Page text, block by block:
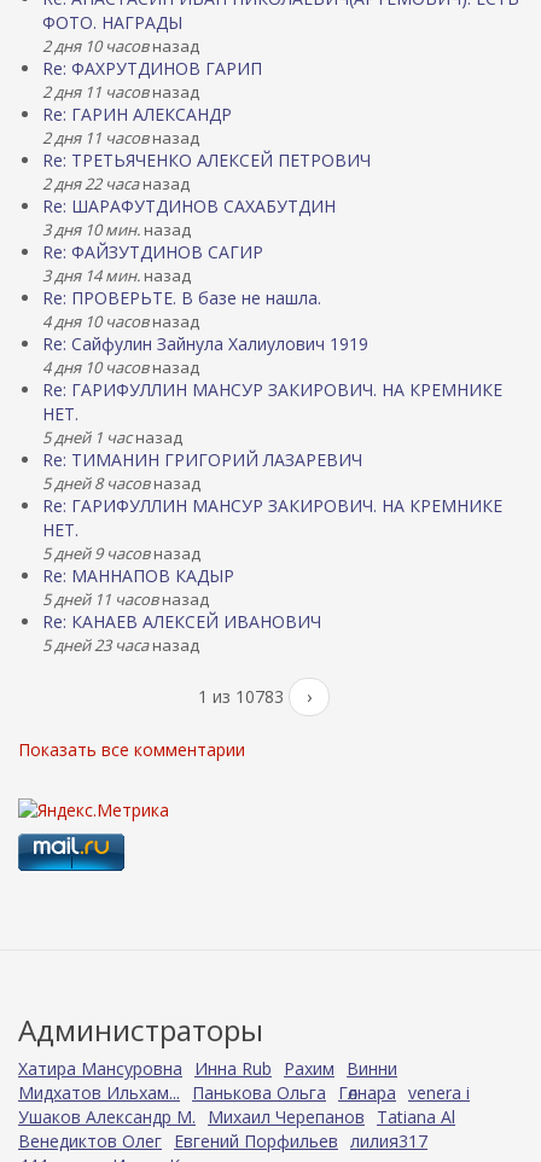
ФОТО. НАГРАДЫ
2 дня 10 часовназад
Re: ФАХРУТДИНОВ ГАРИП
2 дня 11 часовназад
Re: ГАРИН АЛЕКСАНДР
2 дня 11 часовназад
Re: ТРЕТЬЯЧЕНКО АЛЕКСЕЙ ПЕТРОВИЧ
2 дня 22 часаназад
Re: ШАРАФУТДИНОВ САХАБУТДИН
3 дня 10 мин. назад
Re: ФАЙЗУТДИНОВ САГИР
3 дня 14 мин. назад
Re: ПРОВЕРЬТЕ. В базе не нашла.
4 дня 10 часовназад
Re: Сайфулин Зайнула Халиулович 1919
4 дня 10 часовназад
Re: ГАРИФУЛЛИН МАНСУР ЗАКИРОВИЧ. НА КРЕМНИКЕ
НЕТ.
5 дней 1 часназад
Re: ТИМАНИН ГРИГОРИЙ ЛАЗАРЕВИЧ
5 дней 8 часовназад
Re: ГАРИФУЛЛИН МАНСУР ЗАКИРОВИЧ. НА КРЕМНИКЕ
НЕТ.
5 дней 9 часовназад
Re: МАННАПОВ КАДЫР
5 дней 11 часовназад
Re: КАНАЕВ АЛЕКСЕЙ ИВАНОВИЧ
5 дней 23 часаназад
1 из 10783 ›
Показать все комментарии
Администраторы
Хатира Мансуровна Инна Rub Рахим
Винни
Мидхатов Ильхам...
Панькова Ольга Гөлнара venera i
Ушаков Александр М.
Михаил Черепанов
Tatiana Al
Венедиктов Олег Евгений Порфильев лилия317